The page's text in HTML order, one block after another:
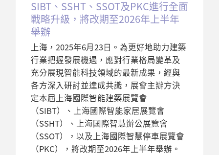
SIBT、SSHT、SSOT及PKC進行全面
戰略升級，將改期至2026年上半年
舉辦
上海，2025年6月23日。為更好地助力建築
行業把握發展機遇，應對行業格局變革及
充分展現智能科技領域的最新成果，經與
各方深入研討並達成共識，展會主辦方決
定本屆上海國際智能建築展覽會
（SIBT）、上海國際智能家居展覽會
（SSHT）、上海國際智慧辦公展覽會
（SSOT），以及上海國際智慧停車展覽會
（PKC），將改期至2026年上半年舉辦。